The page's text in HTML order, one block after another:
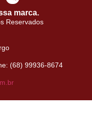
marca.
Reservados
(68) 99936-8674